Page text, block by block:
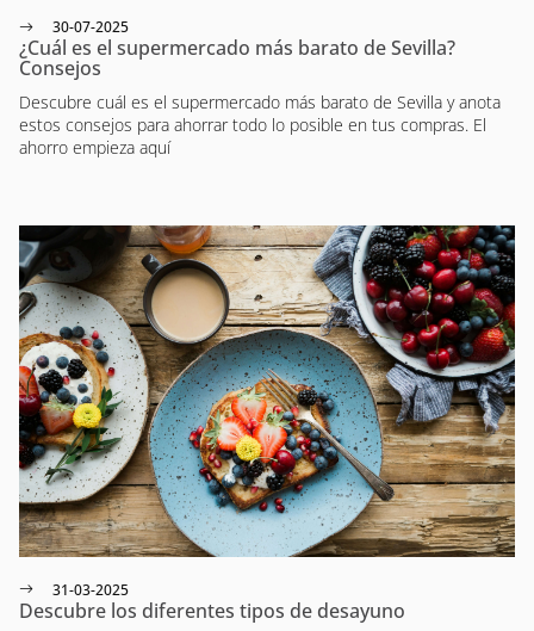
30-07-2025
¿Cuál es el supermercado más barato de Sevilla?
Consejos
Descubre cuál es el supermercado más barato de Sevilla y anota
estos consejos para ahorrar todo lo posible en tus compras. El
ahorro empieza aquí
31-03-2025
Descubre los diferentes tipos de desayuno